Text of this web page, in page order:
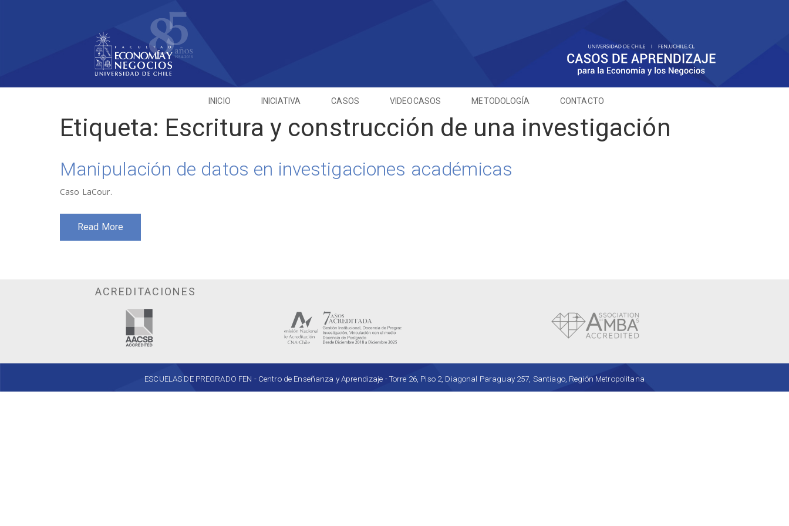
INICIO INICIATIVA CASOS VIDEOCASOS METODOLOGÍA CONTACTO
Etiqueta: Escritura y construcción de una investigación
Manipulación de datos en investigaciones académicas
Caso LaCour.
Read More
ACREDITACIONES
ESCUELAS DE PREGRADO FEN - Centro de Enseñanza y Aprendizaje - Torre 26, Piso 2, Diagonal Paraguay 257, Santiago, Región Metropolitana